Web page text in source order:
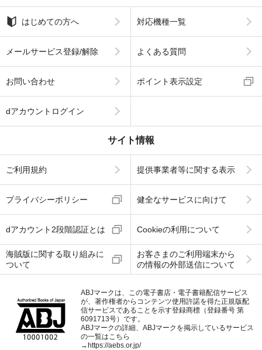
はじめての方へ 対応機種一覧
メールサービス登録/解除 よくある質問
お問い合わせ ポイント表示設定
dアカウントログイン
サイト情報
ご利用規約 提供事業者等に関する表示
プライバシーポリシー 健全なサービスに向けて
dアカウント2段階認証とは Cookieの利用について
海賊版に関する取り組みに
ついて
お客さまのご利用端末から
の情報の外部送信について
ABJマークは、この電子書店・電子書籍配信サービス
が、著作権者からコンテンツ使用許諾を得た正規版配
信サービスであることを示す登録商標（登録番号 第
6091713号）です。
ABJマークの詳細、ABJマークを掲示しているサービス
の一覧はこちら
→https://aebs.or.jp/